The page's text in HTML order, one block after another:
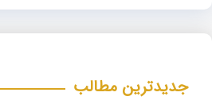
جدیدترین مطالب